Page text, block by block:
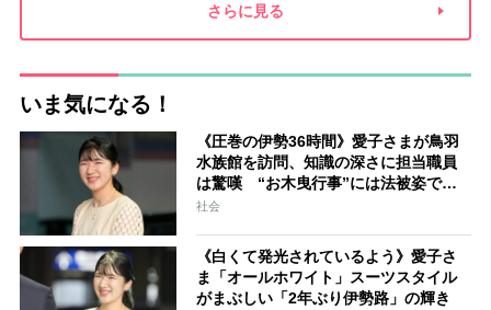
さらに見る
いま気になる！
《圧巻の伊勢36時間》愛子さまが鳥羽
水族館を訪問、知識の深さに担当職員
は驚嘆 “お木曳行事”には法被姿で参
加「市民に交じって一生懸命引いてお
社会
《白くて発光されているよう》愛子さ
ま「オールホワイト」スーツスタイル
がまぶしい「2年ぶり伊勢路」の輝き